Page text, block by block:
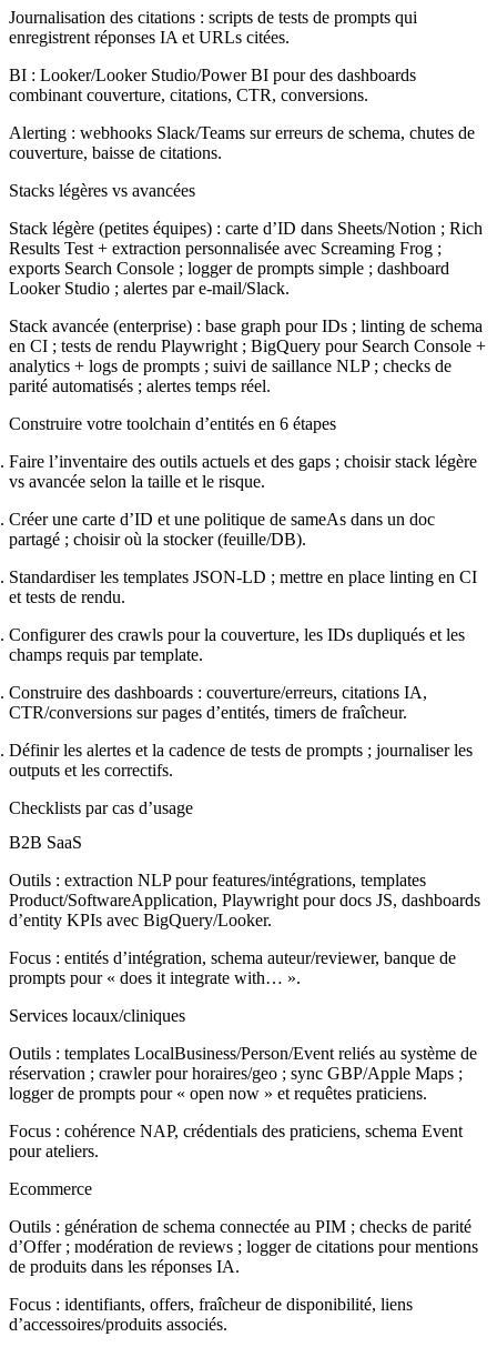
Journalisation des citations : scripts de tests de prompts qui
enregistrent réponses IA et URLs citées.
BI : Looker/Looker Studio/Power BI pour des dashboards
combinant couverture, citations, CTR, conversions.
Alerting : webhooks Slack/Teams sur erreurs de schema, chutes de
couverture, baisse de citations.
Stacks légères vs avancées
Stack légère (petites équipes) : carte d’ID dans Sheets/Notion ; Rich
Results Test + extraction personnalisée avec Screaming Frog ;
exports Search Console ; logger de prompts simple ; dashboard
Looker Studio ; alertes par e-mail/Slack.
Stack avancée (enterprise) : base graph pour IDs ; linting de schema
en CI ; tests de rendu Playwright ; BigQuery pour Search Console +
analytics + logs de prompts ; suivi de saillance NLP ; checks de
parité automatisés ; alertes temps réel.
Construire votre toolchain d’entités en 6 étapes
Faire l’inventaire des outils actuels et des gaps ; choisir stack légère
vs avancée selon la taille et le risque.
Créer une carte d’ID et une politique de sameAs dans un doc
partagé ; choisir où la stocker (feuille/DB).
Standardiser les templates JSON-LD ; mettre en place linting en CI
et tests de rendu.
Configurer des crawls pour la couverture, les IDs dupliqués et les
champs requis par template.
Construire des dashboards : couverture/erreurs, citations IA,
CTR/conversions sur pages d’entités, timers de fraîcheur.
Définir les alertes et la cadence de tests de prompts ; journaliser les
outputs et les correctifs.
Checklists par cas d’usage
B2B SaaS
Outils : extraction NLP pour features/intégrations, templates
Product/SoftwareApplication, Playwright pour docs JS, dashboards
d’entity KPIs avec BigQuery/Looker.
Focus : entités d’intégration, schema auteur/reviewer, banque de
prompts pour « does it integrate with… ».
Services locaux/cliniques
Outils : templates LocalBusiness/Person/Event reliés au système de
réservation ; crawler pour horaires/geo ; sync GBP/Apple Maps ;
logger de prompts pour « open now » et requêtes praticiens.
Focus : cohérence NAP, crédentials des praticiens, schema Event
pour ateliers.
Ecommerce
Outils : génération de schema connectée au PIM ; checks de parité
d’Offer ; modération de reviews ; logger de citations pour mentions
de produits dans les réponses IA.
Focus : identifiants, offers, fraîcheur de disponibilité, liens
d’accessoires/produits associés.